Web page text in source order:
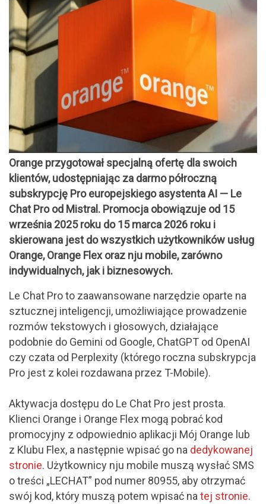
Orange przygotował specjalną ofertę dla swoich
klientów, udostępniając za darmo półroczną
subskrypcję Pro europejskiego asystenta AI — Le
Chat Pro od Mistral. Promocja obowiązuje od 15
września 2025 roku do 15 marca 2026 roku i
skierowana jest do wszystkich użytkowników usług
Orange, Orange Flex oraz nju mobile, zarówno
indywidualnych, jak i biznesowych.
Le Chat Pro to zaawansowane narzędzie oparte na
sztucznej inteligencji, umożliwiające prowadzenie
rozmów tekstowych i głosowych, działające
podobnie do Gemini od Google, ChatGPT od OpenAI
czy czata od Perplexity (którego roczna subskrypcja
Pro jest z kolei rozdawana przez T-Mobile).
Aktywacja dostępu do Le Chat Pro jest prosta.
Klienci Orange i Orange Flex mogą pobrać kod
promocyjny z odpowiednio aplikacji Mój Orange lub
z Klubu Flex, a następnie wpisać go na dedykowanej
stronie. Użytkownicy nju mobile muszą wysłać SMS
o treści „LECHAT” pod numer 80955, aby otrzymać
swój kod, który muszą potem wpisać na tej stronie.